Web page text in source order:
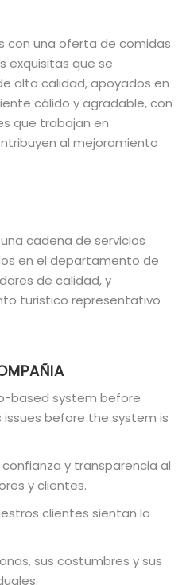
con una oferta de comidas
exquisitas que se
alta calidad, apoyados en
cálido y agradable, con
que trabajan en
al mejoramiento
cadena de servicios
en el departamento de
de calidad, y
turistico representativo
based system before
before the system is
y transparencia al
y clientes.
clientes sientan la
sus costumbres y sus